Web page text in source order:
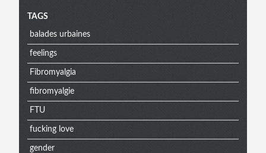
Menu
extra
TAGS
balades urbaines
feelings
Fibromyalgia
fibromyalgie
FTU
fucking love
gender